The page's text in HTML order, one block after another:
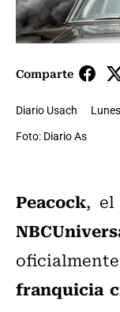
Comparte
Diario Usach
Foto: Diario As
Peacock, el
oficialmente
franquicia